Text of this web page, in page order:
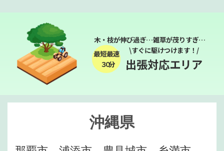
木・枝が伸び過ぎ…雑草が茂りすぎ…
最短最速
３０分
\すぐに駆けつけます！/
出張対応エリア
沖縄県